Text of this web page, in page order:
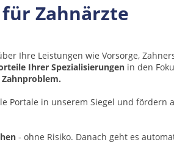
Zahnärzte
Ihre Leistungen wie Vorsorge,
Ihrer Spezialisierungen in den
Portale in unserem Siegel und fördern
- ohne Risiko. Danach geht es